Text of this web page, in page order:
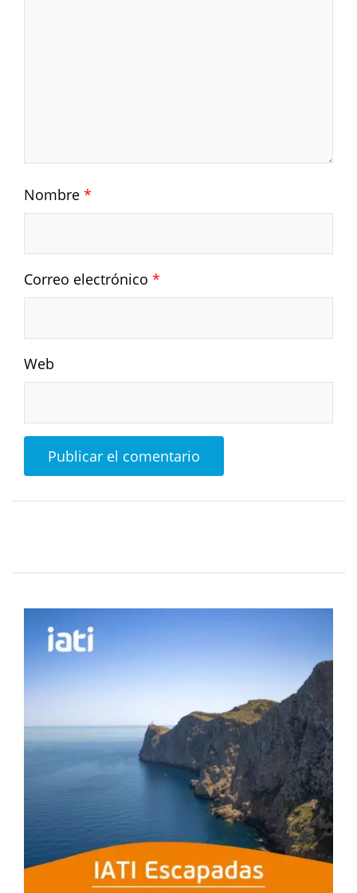
Nombre *
Correo electrónico *
Web